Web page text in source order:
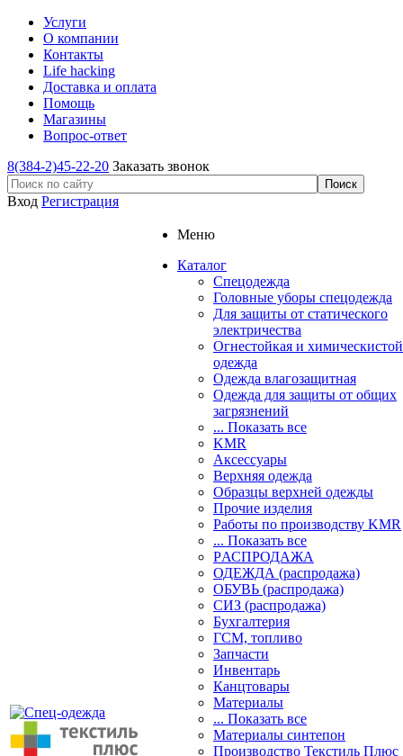
Услуги
О компании
Контакты
Life hacking
Доставка и оплата
Помощь
Магазины
Вопрос-ответ
8(384-2)45-22-20 Заказать звонок
Вход Регистрация
Меню
Каталог
Спецодежда
Головные уборы спецодежда
Для защиты от статического
электричества
Огнестойкая и
одежда
Одежда влагозащитная
Одежда для защиты от общих
загрязнений
... Показать все
KMR
Аксессуары
Верхняя одежда
Образцы верхней одежды
Прочие изделия
Работы по производству KMR
... Показать все
PАСПРОДАЖА
ОДЕЖДА (распродажа)
ОБУВЬ (распродажа)
СИЗ (распродажа)
Бухгалтерия
ГСМ, топливо
Запчасти
Инвентарь
Канцтовары
Материалы
... Показать все
Материалы синтепон
Производство Текстиль Плюс